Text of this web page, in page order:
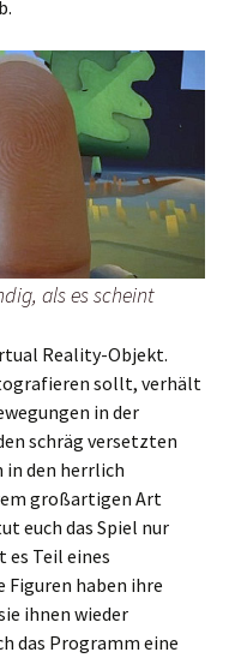
als es scheint
Reality-Objekt.
sollt, verhält
in der
schräg versetzten
in den herrlich
großartigen Art
euch das Spiel nur
es Teil eines
Figuren haben ihre
ihnen wieder
das Programm eine